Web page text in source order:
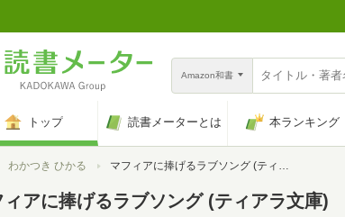
Amazon和書
トップ 読書メーターとは 本ランキング
プ
わかつき ひかる マフィアに捧げるラブソング (ティアラ文庫)
ィアに捧げるラブソング (ティアラ文庫)